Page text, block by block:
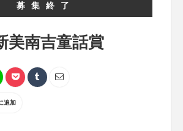
募集終了
美南吉童話賞
追加